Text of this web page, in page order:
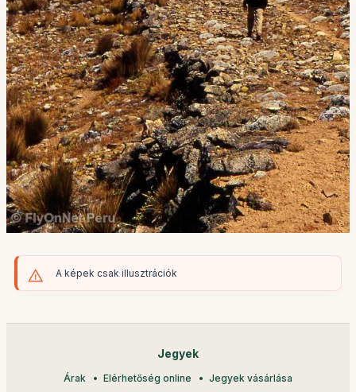
A képek csak illusztrációk
Jegyek
Árak Elérhetőség online Jegyek vásárlása